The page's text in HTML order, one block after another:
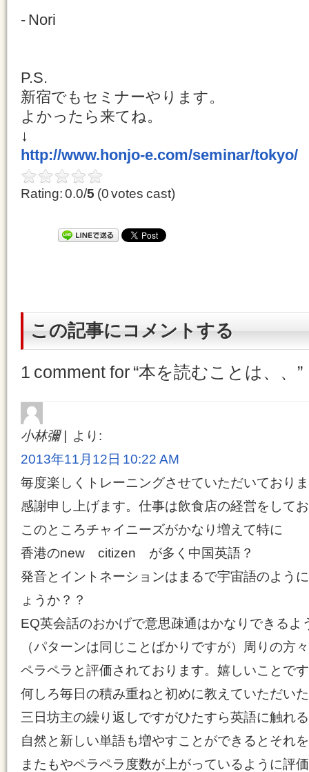
- Nori
P.S.
新宿でもセミナーやります。
よかったら来てね。
↓
http://www.honjo-e.com/seminar/tokyo/
Rating: 0.0/5 (0 votes cast)
この記事にコメントする
1 comment for “本を読むことは、、 ”
小林彌
より:
2013年11月12日 10:22 AM
毎度楽しくトレーニングさせていただいており
感謝申し上げます。仕事は飲食店の経営をして
このところチャイニーズがかなり増えて特に
香港のnew citizen が多く中国英語？
発音とイントネーションはまるで宇宙語のよう
ょうか？？
EQ英会話のおかげで意思疎通はかなりできるよ
（パターンは同じことばかりですが）周りの方
ペラペラと評価されております。嬉しいことで
何しろ毎日の積み重ねと初めに教えていただい
三日坊主の繰り返しですがひたすら英語に触れ
自然と新しい単語も増やすことができるとそれ
またもやペラペラ度数が上がっているように評